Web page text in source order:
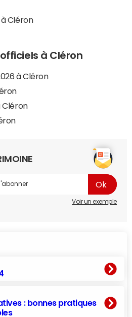
Cléron
à Cléron
à Cléron
Cléron
Voir un exemple
: bonnes pratiques